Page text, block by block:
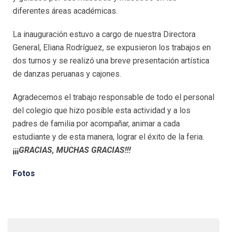
diferentes áreas académicas.
La inauguración estuvo a cargo de nuestra Directora
General, Eliana Rodríguez, se expusieron los trabajos en
dos turnos y se realizó una breve presentación artística
de danzas peruanas y cajones.
Agradecemos el trabajo responsable de todo el personal
del colegio que hizo posible esta actividad y a los
padres de familia por acompañar, animar a cada
estudiante y de esta manera, lograr el éxito de la feria.
¡¡¡GRACIAS, MUCHAS GRACIAS!!!
Fotos